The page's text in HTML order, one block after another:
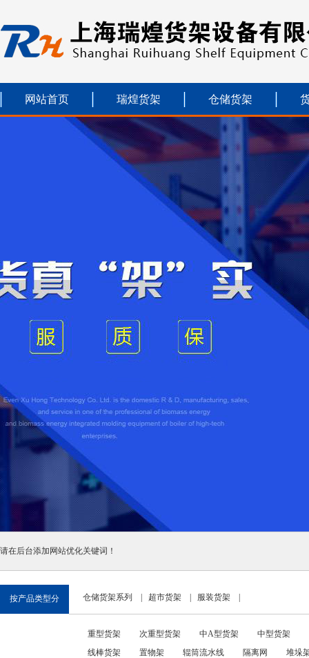
网站首页 瑞煌货架 仓储货架
请在后台添加网站优化关键词！
按产品类型分 仓储货架系列 超市货架 服装货架
重型货架 次重型货架 中A型货架
中型货架
线棒货架
置物架 辊筒流水线 隔离网 堆垛